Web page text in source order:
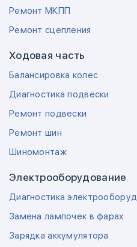
Ремонт МКПП
Ремонт сцепления
Ходовая часть
Балансировка колес
Диагностика подвески
Ремонт подвески
Ремонт шин
Шиномонтаж
Электрооборудование
Диагностика
Замена лампочек в фарах
Зарядка аккумулятора